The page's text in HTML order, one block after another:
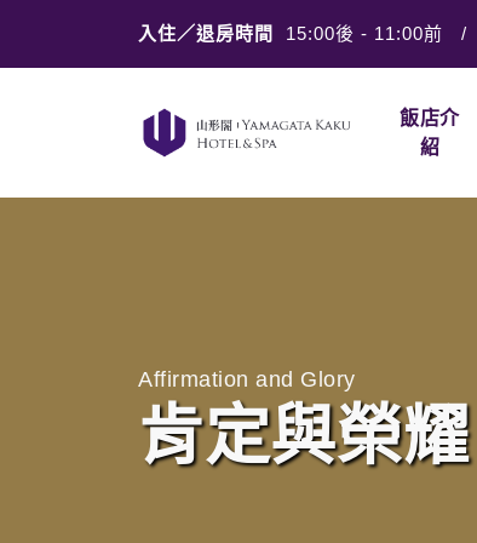
入住／退房時間 15:00後 - 11:00前 /
飯店介
紹
Affirmation and Glory
肯定與榮耀